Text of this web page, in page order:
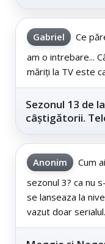
Gabriel
Ce
am o intrebare...
măriți la TV este
Sezonul 13 de
câștigătorii.
Anonim
Cum
sezonul 3? ca nu
se lanseaza la
vazut doar